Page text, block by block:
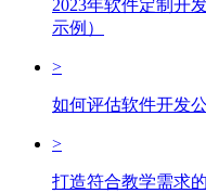
2023年软件定制开
示例）
>
如何评估软件开发
>
打造符合教学需求